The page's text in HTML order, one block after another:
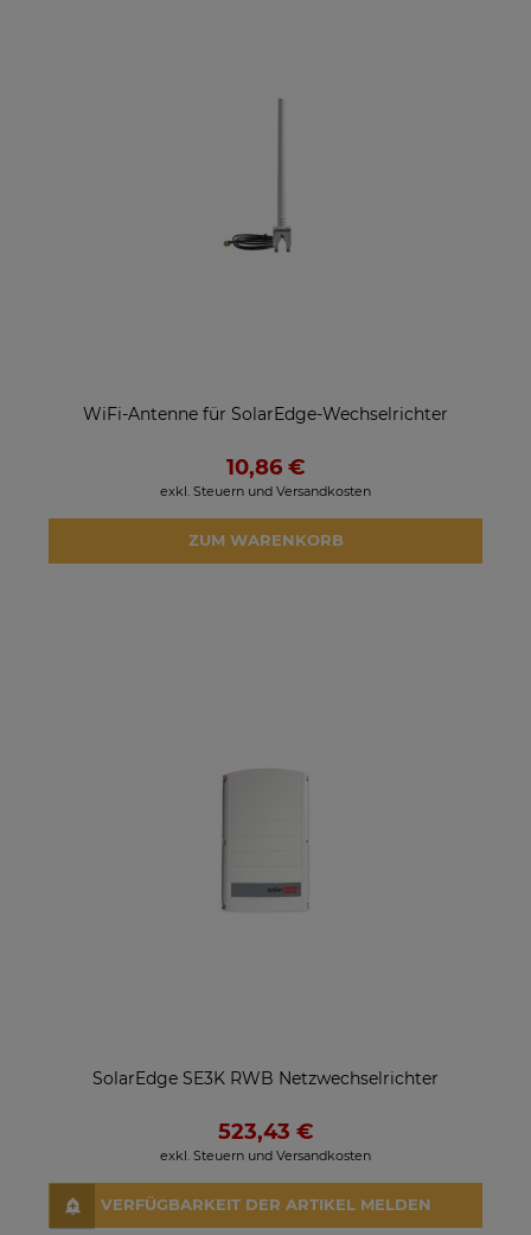
WiFi-Antenne für SolarEdge-Wechselrichter
10,86 €
exkl. Steuern und Versandkosten
ZUM WARENKORB
SolarEdge SE3K RWB Netzwechselrichter
523,43 €
exkl. Steuern und Versandkosten
VERFÜGBARKEIT DER ARTIKEL MELDEN